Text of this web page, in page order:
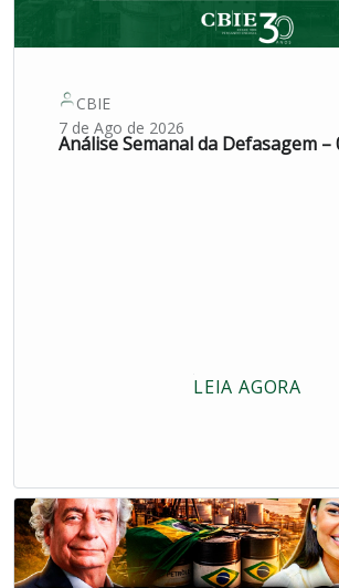
CBIE
7 de Ago de 2026
Análise Semanal da Defasagem –
LEIA AGORA